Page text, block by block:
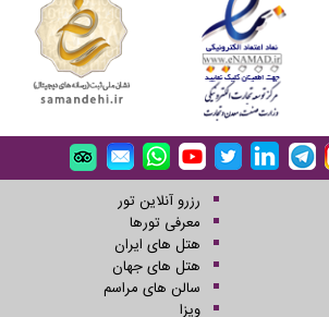
رزرو آنلاین تور
معرفی تورها
هتل های ایران
هتل های جهان
سالن های مراسم
ویزا